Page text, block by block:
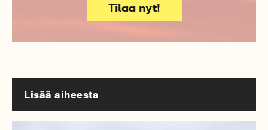
Tilaa nyt!
Lisää aiheesta